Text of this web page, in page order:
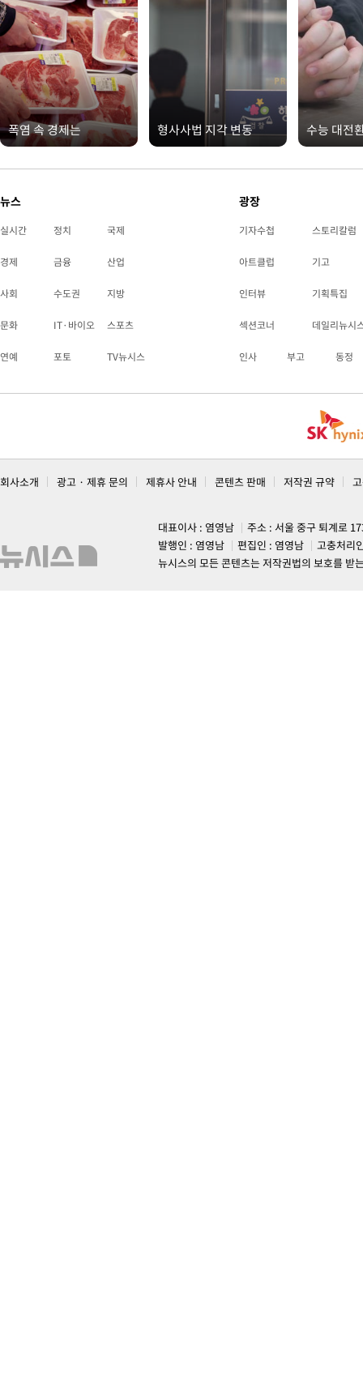
폭염 속 경제는 형사사법 지각 변동 수능 대전
뉴스
실시간 정치 국제
경제 금융 산업
사회 수도권 지방
문화 IT·바이오 스포츠
연예 포토 TV뉴시스
광장
기자수첩 스토리칼럼
아트클럽 기고
인터뷰 기획특집
섹션코너 데일리뉴시
인사 부고 동정
회사소개 광고 · 제휴 문의 제휴사 안내 콘텐츠 판매 저작권 규약
대표이사 : 염영남
주소 : 서울 중구 퇴계로
발행인 : 염영남
편집인 : 염영남
고충처리
뉴시스의 모든 콘텐츠는 저작권법의 보호를